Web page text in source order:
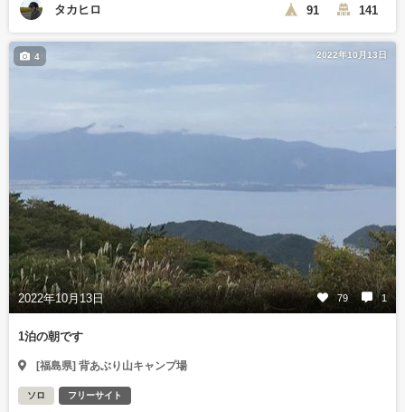
タカヒロ 91 141
2022年10月13日
2022年10月13日 79 1
4
1泊の朝です
[福島県] 背あぶり山キャンプ場
ソロ フリーサイト